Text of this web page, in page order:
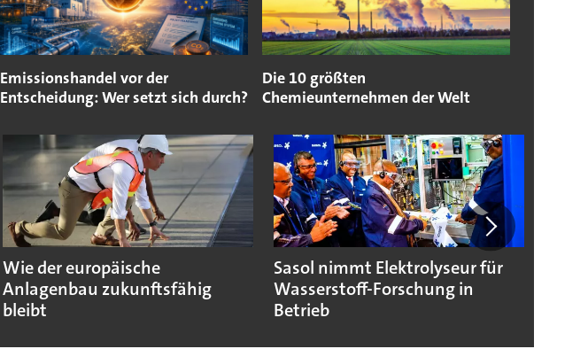
Emissionshandel vor der
Entscheidung: Wer setzt sich durch?
Die 10 größten
Chemieunternehmen der Welt
Wie der europäische
Anlagenbau zukunftsfähig
bleibt
Sasol nimmt Elektrolyseur für
Wasserstoff-Forschung in
Betrieb